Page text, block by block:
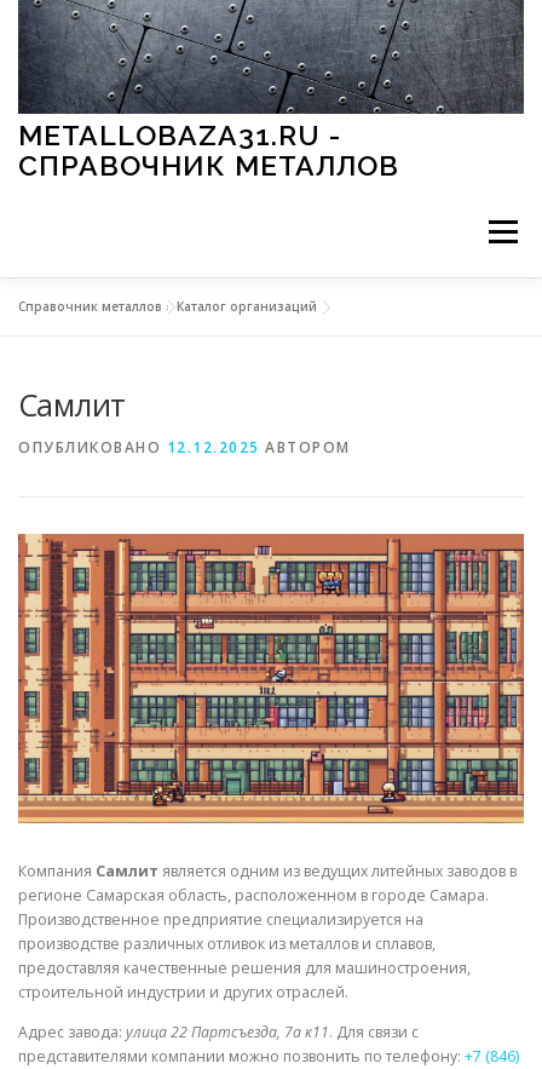
Перейти к содержимому
METALLOBAZA31.RU -
СПРАВОЧНИК МЕТАЛЛОВ
Меню
МЕТАЛЛЫ И ОКРУЖАЮЩАЯ СРЕДА
СВОЙСТВА МЕТАЛЛОВ СОРТА МЕТАЛЛОВ
СТАТЬИ
Справочник металлов »Каталог организаций
Самлит
ОПУБЛИКОВАНО 12.12.2025 АВТОРОМ
Компания Самлит является одним из ведущих литейных заводов в
регионе Самарская область, расположенном в городе Самара.
Производственное предприятие специализируется на
производстве различных отливок из металлов и сплавов,
предоставляя качественные решения для машиностроения,
строительной индустрии и других отраслей.
Адрес завода: улица 22 Партсъезда, 7а к11. Для связи с
представителями компании можно позвонить по телефону: +7 (846)